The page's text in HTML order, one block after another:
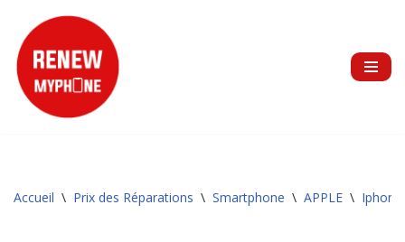
Aller
au
contenu
Accueil \ Prix des Réparations \ Smartphone \ APPLE \